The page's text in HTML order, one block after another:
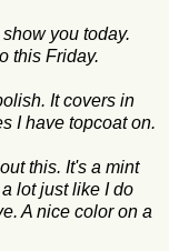
you today.
this Friday.
It covers in
I have topcoat on.
this. It's a mint
lot just like I do
A nice color on a